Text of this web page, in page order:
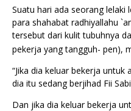
Suatu hari ada seorang lelaki
para shahabat radhiyallahu
tersebut dari kulit tubuhnya
pekerja yang tangguh- pen),
“Jika dia keluar bekerja untuk
dia itu sedang berjihad Fii
Dan jika dia keluar bekerja